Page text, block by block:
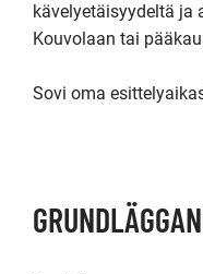
kävelyetäisyydeltä ja
Kouvolaan tai
Sovi oma